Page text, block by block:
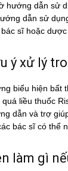
hướng dẫn sử
dẫn sử
sĩ hoặc
ý xử lý
biểu hiện bất
quá liều thuốc
dẫn và trợ
bác sĩ có thể
làm gì